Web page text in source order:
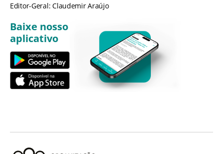
Editor-Geral: Claudemir Araújo
Baixe nosso
aplicativo